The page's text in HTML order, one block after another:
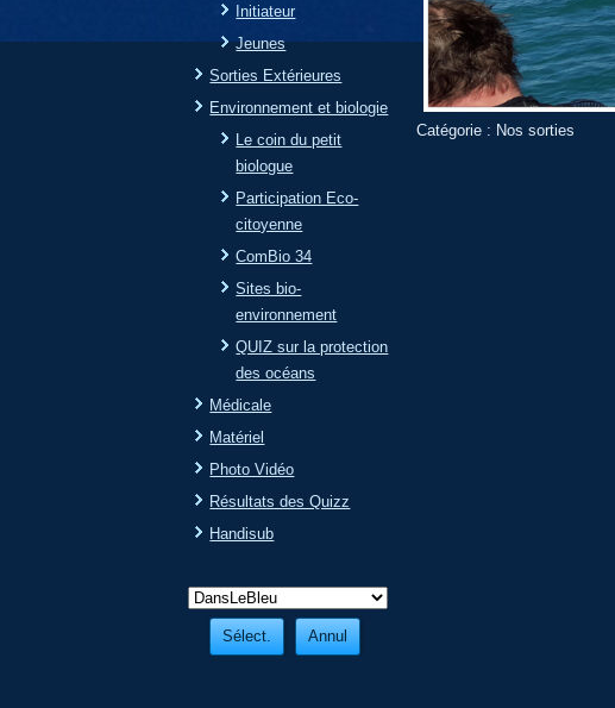
Initiateur
Jeunes
Sorties Extérieures
Environnement et biologie
Le coin du petit
biologue
Participation Eco-
citoyenne
ComBio 34
Sites bio-
environnement
QUIZ sur la protection
des océans
Médicale
Matériel
Photo Vidéo
Résultats des Quizz
Handisub
Catégorie : Nos sorties